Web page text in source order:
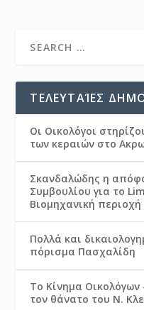
ΤΕΛΕΥΤΑΊΕΣ
Οι Οικολόγοι
των κεραιών στο
Σκανδαλώδης η
Συμβουλίου για το
Βιομηχανική
Πολλά και
πόρισμα Πασχαλίδη
Το Κίνημα Οικολόγων
τον θάνατο του Ν.